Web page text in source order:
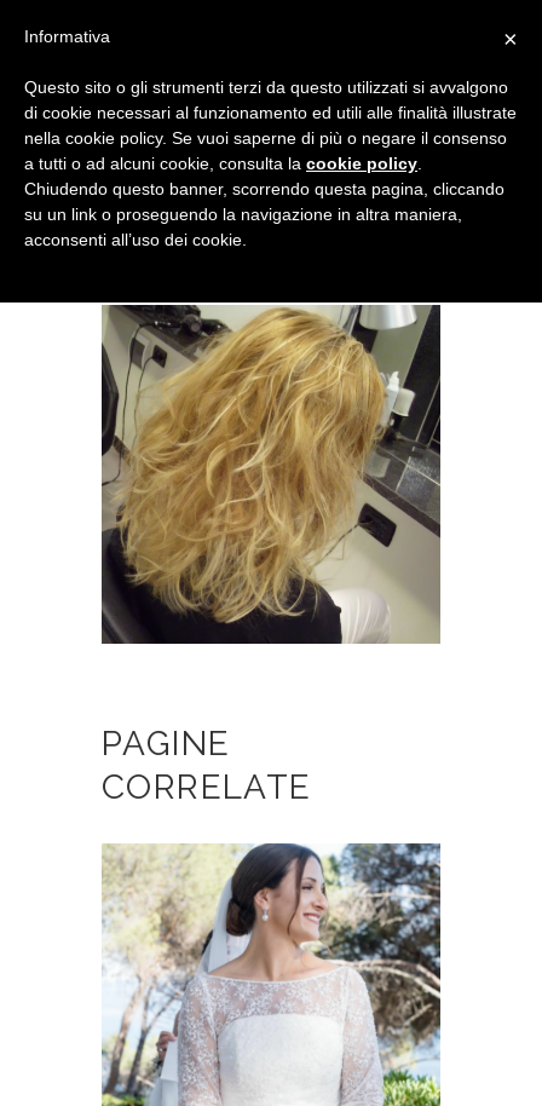
BEACH WAVES
PAGINE
CORRELATE
×
Informativa
Questo sito o gli strumenti terzi da questo utilizzati si avvalgono
di cookie necessari al funzionamento ed utili alle finalità illustrate
nella cookie policy. Se vuoi saperne di più o negare il consenso
a tutti o ad alcuni cookie, consulta la cookie policy
Chiudendo questo banner, scorrendo questa pagina, cliccando
su un link o proseguendo la navigazione in altra maniera,
acconsenti all’uso dei cookie.